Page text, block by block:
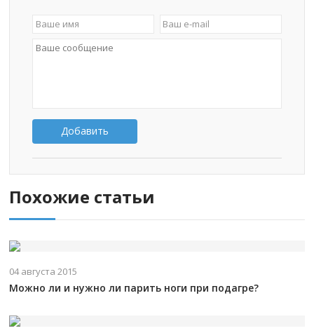
Добавить
Похожие статьи
04 августа 2015
Можно ли и нужно ли парить ноги при подагре?